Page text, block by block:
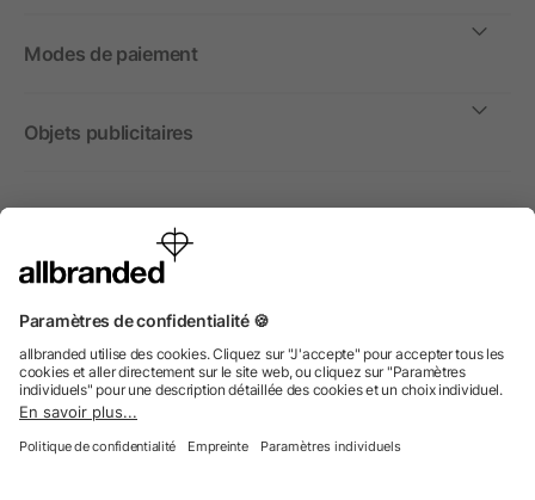
Modes de paiement
Objets publicitaires
International
Nous commercialisons nos objets publicitaires et articles